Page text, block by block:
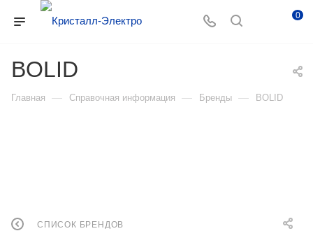
0
BOLID
Главная — Справочная информация — Бренды — BOLID
СПИСОК БРЕНДОВ